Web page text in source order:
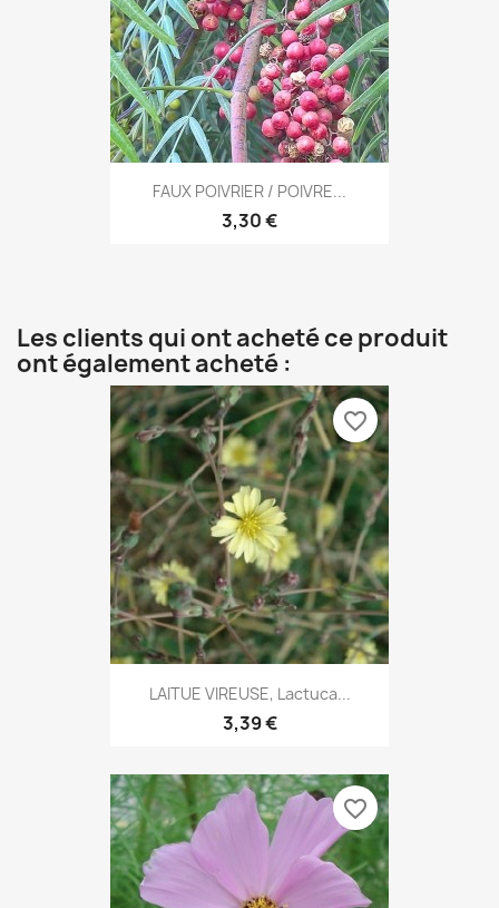
FAUX POIVRIER / POIVRE...
3,30 €
Les clients qui ont acheté ce produit
ont également acheté :
LAITUE VIREUSE, Lactuca...
3,39 €
favorite_border
favorite_border